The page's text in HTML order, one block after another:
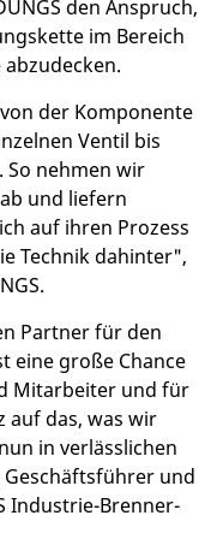
den Anspruch,
im Bereich
der Komponente
Ventil bis
So nehmen wir
und liefern
auf ihren Prozess
Technik dahinter",
Partner für den
eine große Chance
Mitarbeiter und für
auf das, was wir
in verlässlichen
und
Industrie-Brenner-